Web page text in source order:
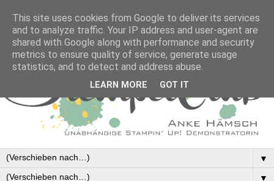
▼
▼
This site uses cookies from Google to deliver its services
and to analyze traffic. Your IP address and user-agent are
shared with Google along with performance and security
metrics to ensure quality of service, generate usage
statistics, and to detect and address abuse.
LEARN MORE GOT IT